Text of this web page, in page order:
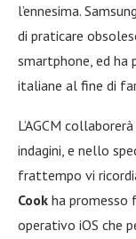
l’ennesima.
di praticare
smartphone, ed ha
italiane al fine di
L’AGCM
indagini, e nello
frattempo vi
Cook ha promesso
operativo iOS che